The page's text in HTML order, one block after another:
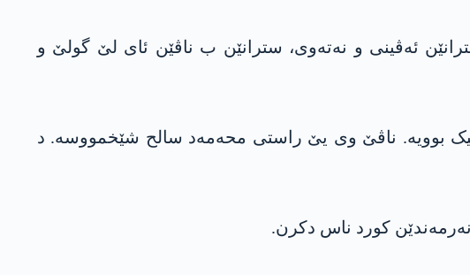
ئەڤینی و نەتەوی، سترانێن ب ناڤێن ئای لێ گولێ و
گرباوی یێ قامشلۆیێ ژداییک بوویە. ناڤێ وی یێ راستی محەمەد سالح شێخمووسە. د